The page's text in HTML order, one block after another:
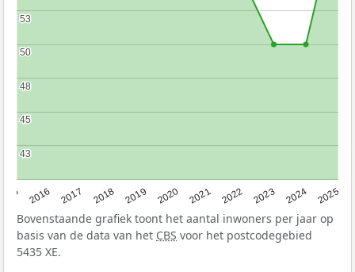
2016 2017 2018 2019 2020 2021 2022 2023 2024 2025
43
43
45
45
48
48
50
50
53
53
Bovenstaande grafiek toont het aantal inwoners per jaar op
basis van de data van het CBS voor het postcodegebied
5435 XE.